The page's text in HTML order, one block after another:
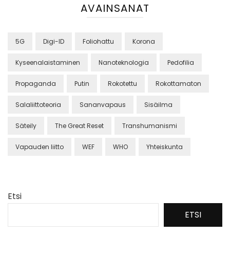
AVAINSANAT
5G Digi-ID Foliohattu Korona
Kyseenalaistaminen Nanoteknologia Pedofilia
Propaganda Putin Rokotettu Rokottamaton
Salaliittoteoria Sananvapaus Sisäilma
Säteily The Great Reset Transhumanismi
Vapauden liitto WEF WHO Yhteiskunta
Etsi
ETSI